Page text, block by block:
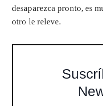
desaparezca pronto, es
otro le releve.